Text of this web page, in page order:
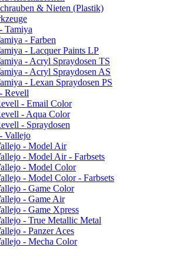
& Nieten (Plastik)
Tamiya
- Farben
- Lacquer Paints LP
- Acryl Spraydosen TS
- Acryl Spraydosen AS
- Lexan Spraydosen PS
Revell
- Email Color
- Aqua Color
- Spraydosen
Vallejo
- Model Air
- Model Air - Farbsets
- Model Color
- Model Color - Farbsets
- Game Color
- Game Air
- Game Xpress
- True Metallic Metal
- Panzer Aces
- Mecha Color